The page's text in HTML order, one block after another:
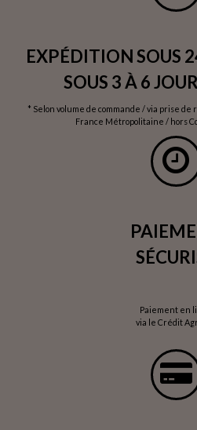
EXPÉDITION SOUS
SOUS 3 À 6
* Selon volume de commande / via prise
France Métropolitaine / hors
Paiement en
via le Crédit